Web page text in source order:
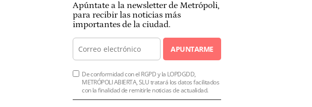
Apúntate a la newsletter de Metrópoli,
para recibir las noticias más
importantes de la ciudad.
APUNTARME
De conformidad con el RGPD y la LOPDGDD,
METRÓPOLI ABIERTA, SLU tratará los datos facilitados
con la finalidad de remitirle noticias de actualidad.